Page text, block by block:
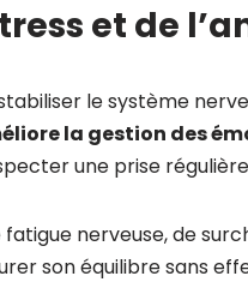
et de
le système
la gestion des
une prise
nerveuse, de
son équilibre sans